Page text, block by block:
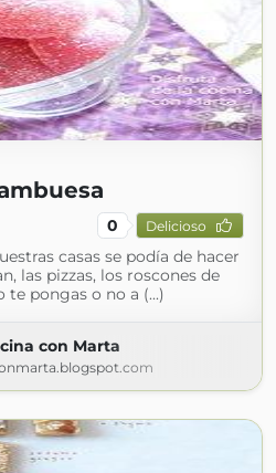
0 Delicioso
casas se podía de hacer
las pizzas, los roscones de
te pongas o no a (...)
con Marta